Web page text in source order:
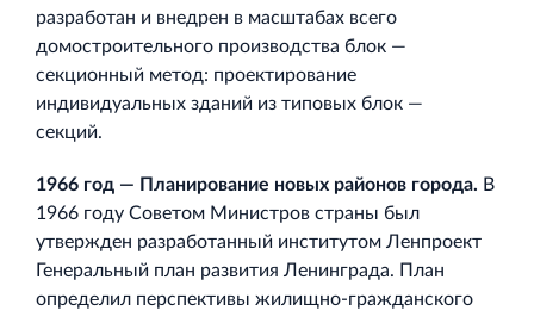
разработан и внедрен в масштабах всего
домостроительного производства блок —
секционный метод: проектирование
индивидуальных зданий из типовых блок —
секций.
1966 год — Планирование новых районов города. В
1966 году Советом Министров страны был
утвержден разработанный институтом Ленпроект
Генеральный план развития Ленинграда. План
определил перспективы жилищно‐гражданского